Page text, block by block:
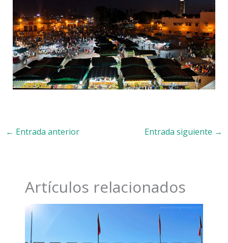
← Entrada anterior Entrada siguiente →
Artículos relacionados